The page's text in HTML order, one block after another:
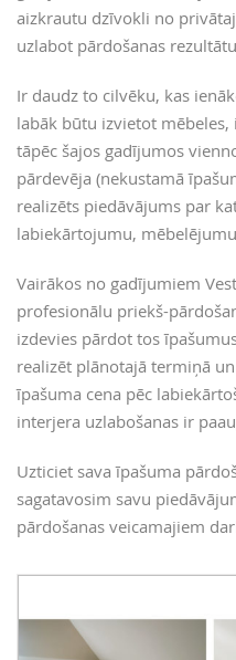
aizkrautu dzīvokli no
uzlabot pārdošanas
Ir daudz to cilvēku, kas
labāk būtu izvietot
tāpēc šajos gadījumos
pārdevēja (nekustamā
realizēts piedāvājums par
labiekārtojumu,
Vairākos no gadījumiem
profesionālu priekš-
izdevies pārdot tos
realizēt plānotajā termiņā
īpašuma cena pēc
interjera uzlabošanas ir
Uzticiet sava īpašuma
sagatavosim savu
pārdošanas veicamajiem